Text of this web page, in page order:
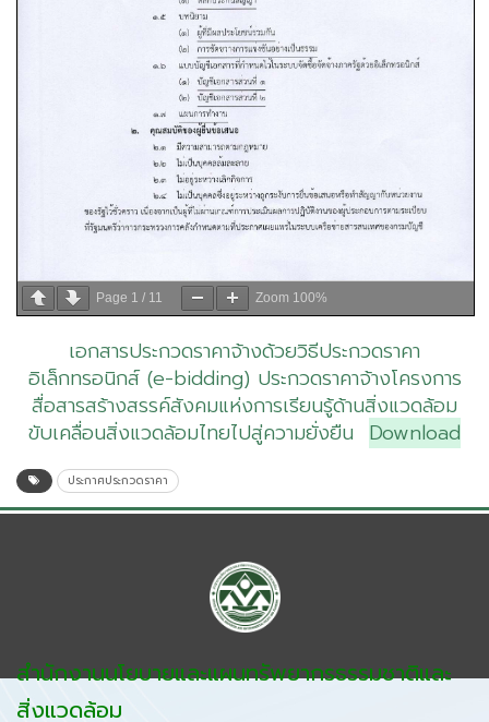
Page 1 / 11 Zoom 100%
เอกสารประกวดราคาจ้างด้วยวิธีประกวดราคา
อิเล็กทรอนิกส์ (e-bidding) ประกวดราคาจ้างโครงการ
สื่อสารสร้างสรรค์สังคมแห่งการเรียนรู้ด้านสิ่งแวดล้อม
ขับเคลื่อนสิ่งแวดล้อมไทยไปสู่ความยั่งยืน Download
ประกาศประกวดราคา
สำนักงานนโยบายและแผนทรัพยากรธรรมชาติและ
สิ่งแวดล้อม